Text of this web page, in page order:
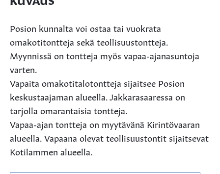
Posion kunnalta voi ostaa tai vuokrata
omakotitontteja sekä teollisuustontteja.
Myynnissä on tontteja myös vapaa-ajanasuntoja
varten.
Vapaita omakotitalotontteja sijaitsee Posion
keskustaajaman alueella. Jakkarasaaressa on
tarjolla omarantaisia tontteja.
Vapaa-ajan tontteja on myytävänä Kirintövaaran
alueella. Vapaana olevat teollisuustontit sijaitsevat
Kotilammen alueella.